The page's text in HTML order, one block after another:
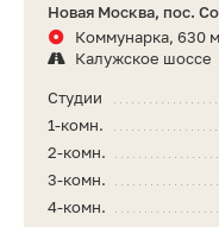
Новая Москва, пос.
Коммунарка, 630 м
Калужское шоссе
Студии
1-комн.
2-комн.
3-комн.
4-комн.